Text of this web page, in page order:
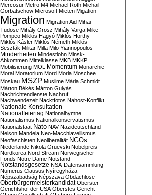
Mercosur Metro M4 Michael Roth Michail
Gorbatschow Microsoft Mieten Migation
Migration Migration Aid Mihai
Tudose Mihály Orosz Mihály Varga Mike
Pompeo Miklós Hagyó Miklós Horthy
Miklós Kásler Miklós Németh Miklós
Seszták Militär Milla Milo Yiannopoulos
Minderheiten Mindestlohn Minsk-
Abkommen Mittelklasse MKB MKKP
Mobilisierung MOL Momentum Monarchie
Moral Moratorium Mord Moria Moschee
Moskau MSZP Muslime Mária Schmidt
Márton Békés Márton Gulyás
Nachrichtendienste Nachruf
Nachwendezeit Nacktfotos Nahost-Konflikt
Nationale Konsultation
Nationalfeiertag Nationalhymne
Nationalismus Nationalkonservatismus
Nationalstaat Nato NAV Nazideutschland
Nelson Mandela Neo-Macchiavellismus
Neofaschisten Neoliberalität NGOs
Niederlande Nikola Gruevski Nobelpreis
Nordkorea Nord Stream Norwegischer
Fonds Notre Dame Notstand
Notstandsgesetze NSA-Datensammlung
Numerus Clausus Nyíregyháza
Népszabadság Népszava Obdachlose
Oberbürgermeisterkandidat Oberster
Gerichtshof der USA Oberstes Gericht